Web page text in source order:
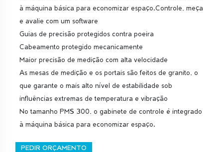
à máquina básica para economizar espaço.Controle, meça
e avalie com um software
Guias de precisão protegidos contra poeira
Cabeamento protegido mecanicamente
Maior precisão de medição com alta velocidade
As mesas de medição e os portais são feitos de granito, o
que garante o mais alto nível de estabilidade sob
influências extremas de temperatura e vibração
No tamanho PMS 300, o gabinete de controle é integrado
à máquina básica para economizar espaço.
PEDIR ORÇAMENTO